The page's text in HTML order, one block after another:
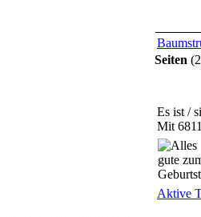
Seiten
Es ist /
Mit
Aktive